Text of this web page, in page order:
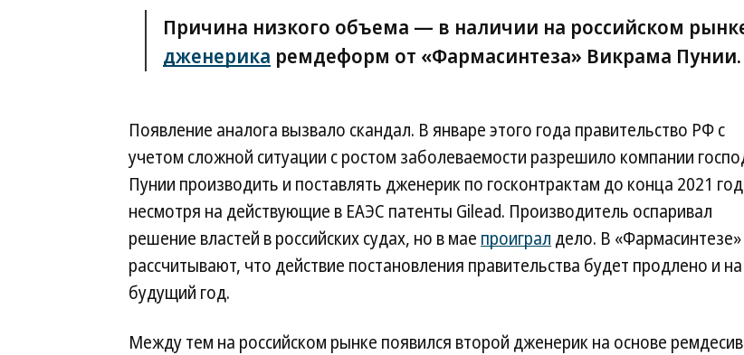
Причина низкого объема — в наличии на российском
дженерика ремдеформ от «Фармасинтеза» Викрама Пунии.
Появление аналога вызвало скандал. В январе этого года правительство РФ с
учетом сложной ситуации с ростом заболеваемости разрешило компании
Пунии производить и поставлять дженерик по госконтрактам до конца 2021
несмотря на действующие в ЕАЭС патенты Gilead. Производитель оспаривал
решение властей в российских судах, но в мае проиграл дело. В «Фармасинтезе»
рассчитывают, что действие постановления правительства будет продлено и на
будущий год.
Между тем на российском рынке появился второй дженерик на основе